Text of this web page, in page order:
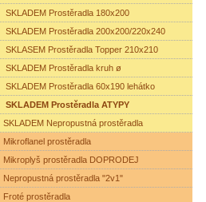
SKLADEM Prostěradla 180x200
SKLADEM Prostěradla 200x200/220x240
SKLASEM Prostěradla Topper 210x210
SKLADEM Prostěradla kruh ø
SKLADEM Prostěradla 60x190 lehátko
SKLADEM Prostěradla ATYPY
SKLADEM Nepropustná prostěradla
Mikroflanel prostěradla
Mikroplyš prostěradla DOPRODEJ
Nepropustná prostěradla "2v1"
Froté prostěradla